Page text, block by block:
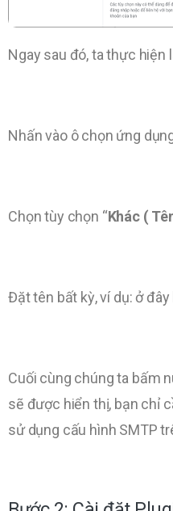
Ngay sau đó, ta thực hiện
Nhấn vào ô chọn ứng
Chọn tùy chọn “Khác (
Đặt tên bất kỳ, ví dụ: ở đây
Cuối cùng chúng ta bấm
sẽ được hiển thị, bạn chỉ
sử dụng cấu hình SMTP